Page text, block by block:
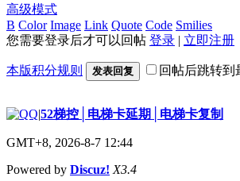
高级模式
B Color Image Link Quote Code Smilies
您需要登录后才可以回帖 登录 | 立即注册
本版积分规则 发表回复 回帖后跳转到
|52梯控│电梯卡延期│电梯卡复制
GMT+8, 2026-8-7 12:44
Powered by Discuz! X3.4